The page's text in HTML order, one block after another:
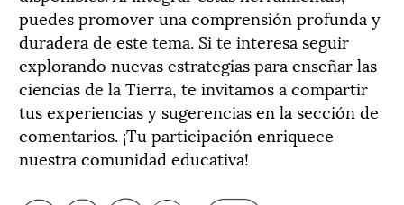
puedes promover una comprensión profunda y
duradera de este tema. Si te interesa seguir
explorando nuevas estrategias para enseñar las
ciencias de la Tierra, te invitamos a compartir
tus experiencias y sugerencias en la sección de
comentarios. ¡Tu participación enriquece
nuestra comunidad educativa!